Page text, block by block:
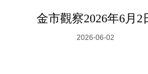
金市觀察2026年6月2
2026-06-02